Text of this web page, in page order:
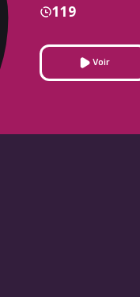
119
Voir